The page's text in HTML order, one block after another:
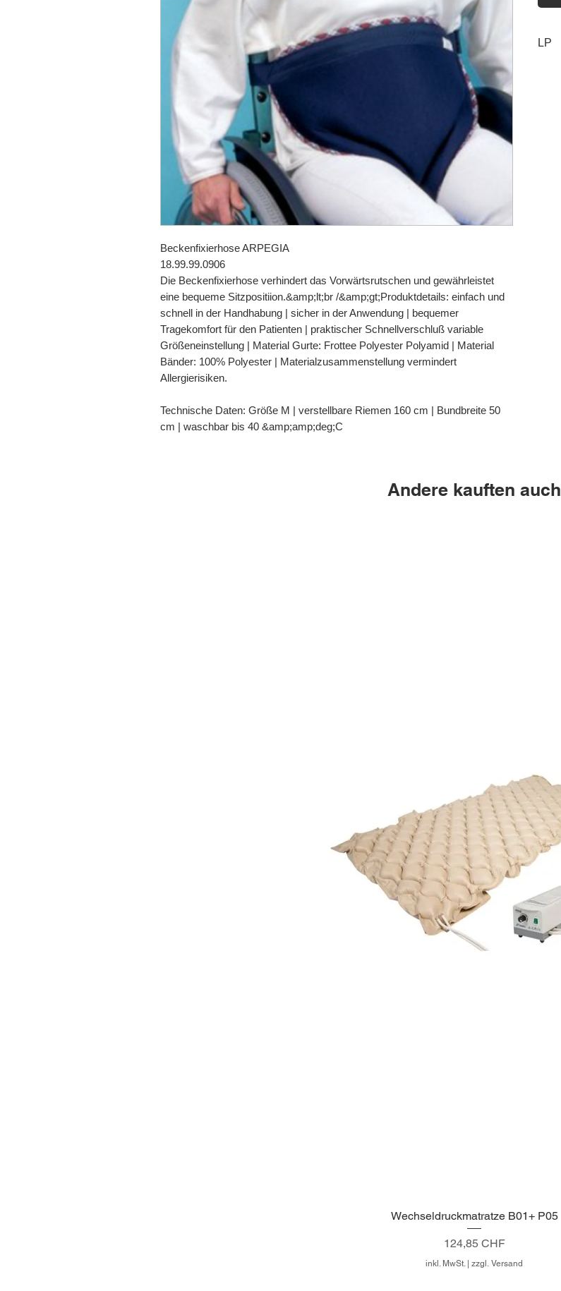
Beckenfixierhose ARPEGIA
18.99.99.0906
Die Beckenfixierhose verhindert das Vorwärtsrutschen und gewährleistet
eine bequeme Sitzpositiion.&amp;lt;br /&amp;gt;Produktdetails: einfach und
schnell in der Handhabung | sicher in der Anwendung | bequemer
Tragekomfort für den Patienten | praktischer Schnellverschluß variable
Größeneinstellung | Material Gurte: Frottee Polyester Polyamid | Material
Bänder: 100% Polyester | Materialzusammenstellung vermindert
Allergierisiken.
Technische Daten: Größe M | verstellbare Riemen 160 cm | Bundbreite 50
cm | waschbar bis 40 &amp;amp;deg;C
LP
Andere kauften auch
Schnellansicht
Wechseldruckmatratze B01+ P05
Preis
124,85 CHF
inkl. MwSt. | zzgl. Versand